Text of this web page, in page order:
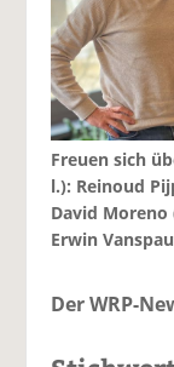
Freuen sich
l.): Reinoud
David Moreno
Erwin
Der WRP-